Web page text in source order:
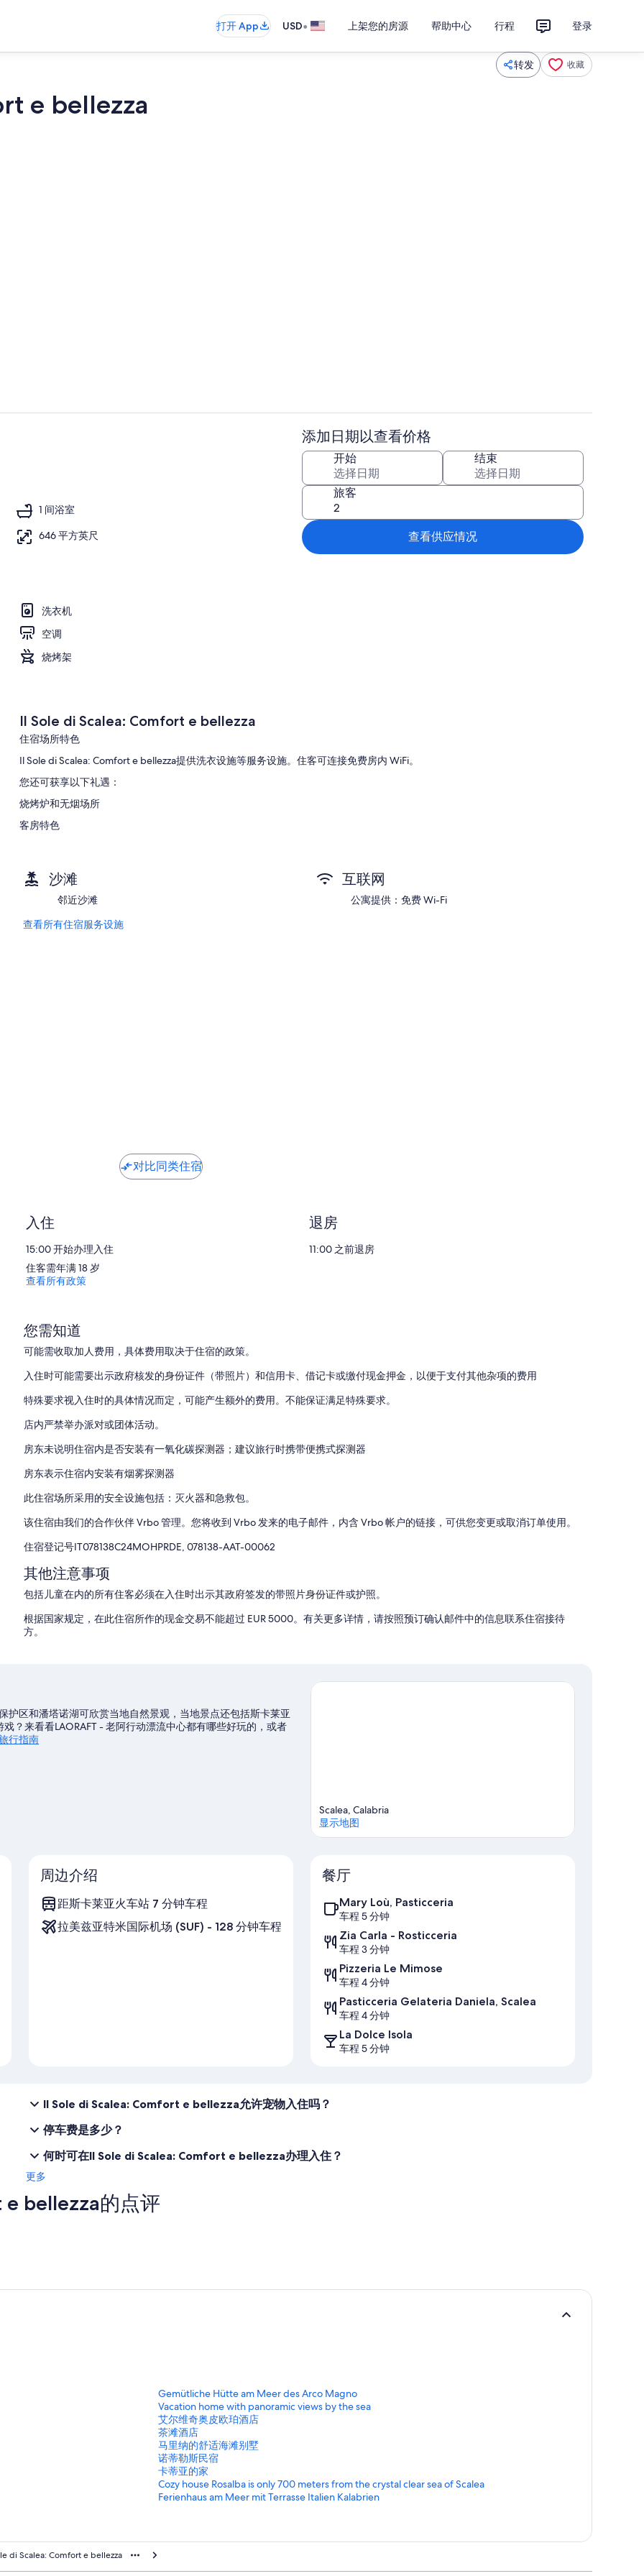
打开 App USD• 上架您的房源 帮助中心 行程 登录
转发 收藏
e bellezza
住宿内部
1 间浴室
646 平方英尺
洗衣机
空调
烧烤架
添加日期以查看价格
开始 结束
旅客
查看供应情况
Il Sole di Scalea: Comfort e bellezza
住宿场所特色
Il Sole di Scalea: Comfort e bellezza提供洗衣设施等服务设施。住客可连接免费房内 WiFi。
您还可获享以下礼遇：
烧烤炉和无烟场所
客房特色
其他客房便利设施/服务还包括：
沙滩
邻近沙滩
互联网
公寓提供：免费 Wi-Fi
查看所有住宿服务设施
对比同类住宿
入住
15:00 开始办理入住
住客需年满 18 岁
退房
11:00 之前退房
查看所有政策
您需知道
可能需收取加人费用，具体费用取决于住宿的政策。
入住时可能需要出示政府核发的身份证件（带照片）和信用卡、借记卡或缴付现金押金，以便于支付其他杂项的费用
特殊要求视入住时的具体情况而定，可能产生额外的费用。不能保证满足特殊要求。
店内严禁举办派对或团体活动。
房东未说明住宿内是否安装有一氧化碳探测器；建议旅行时携带便携式探测器
房东表示住宿内安装有烟雾探测器
此住宿场所采用的安全设施包括：灭火器和急救包。
该住宿由我们的合作伙伴 Vrbo 管理。您将收到 Vrbo 发来的电子邮件，内含 Vrbo 帐户的链接，可供您变更或取消订单使用。
住宿登记号IT078138C24MOHPRDE, 078138-AAT-00062
其他注意事项
包括儿童在内的所有住客必须在入住时出示其政府签发的带照片身份证件或护照。
根据国家规定，在此住宿所作的现金交易不能超过 EUR 5000。有关更多详情，请按照预订确认邮件中的信息联系住宿接待
方。
区和潘塔诺湖可欣赏当地自然景观，当地景点还包括斯卡莱亚
？来看看LAORAFT - 老阿行动漂流中心都有哪些好玩的，或者
行指南
Scalea, Calabria
显示地图
周边介绍
距斯卡莱亚火车站 7 分钟车程
拉美兹亚特米国际机场 (SUF) - 128 分钟车程
餐厅
Mary Loù, Pasticceria
车程 5 分钟
Zia Carla - Rosticceria
车程 3 分钟
Pizzeria Le Mimose
车程 4 分钟
Pasticceria Gelateria Daniela, Scalea
车程 4 分钟
La Dolce Isola
车程 5 分钟
Il Sole di Scalea: Comfort e bellezza允许宠物入住吗？
停车费是多少？
何时可在Il Sole di Scalea: Comfort e bellezza办理入住？
更多
bellezza的点评
Gemütliche Hütte am Meer des Arco Magno
打
开
G
e
m
ü
t
l
i
Vacation home with panoramic views by the sea
打
开
V
a
c
a
t
i
艾尔维奇奥皮欧珀酒店
打
开
艾
尔
维
奇
奥
茶滩酒店
打
开
茶
滩
酒
店
马里纳的舒适海滩别墅
打
开
马
里
纳
诺蒂勒斯民宿
打
开
诺
蒂
卡蒂亚的家
打
开
卡
Cozy house Rosalba is only 700 meters from the crystal clear sea of Scalea
打
开
Ferienhaus am Meer mit Terrasse Italien Kalabrien
打
di Scalea: Comfort e bellezza